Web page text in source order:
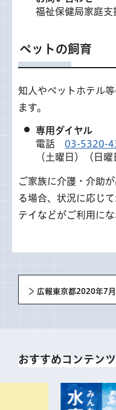
福祉保健局家庭
ペットの飼育
知人やペットホテル
ます。
専用ダイヤル
電話 03-5320-
（土曜日）（日
ご家族に介護・介助
る場合、状況に応じ
テイなどがご利用にな
広報東京都2020年7
おすすめコンテンツ